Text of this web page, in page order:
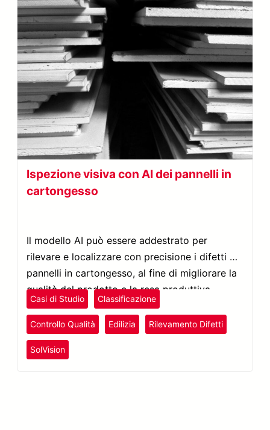
Ispezione visiva con AI dei pannelli in
cartongesso
Il modello AI può essere addestrato per
rilevare e localizzare con precisione i difetti sui
pannelli in cartongesso, al fine di migliorare la
qualità del prodotto e la resa produttiva.
Casi di Studio Classificazione
Controllo Qualità Edilizia Rilevamento Difetti
SolVision